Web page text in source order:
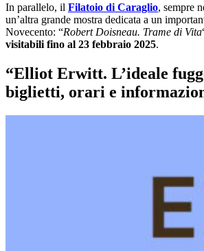
In parallelo, il Filatoio di Caraglio, sempre
un’altra grande mostra dedicata a un
Novecento: “Robert Doisneau. Trame di Vita
visitabili fino al 23 febbraio 2025.
“Elliot Erwitt. L’ideale
biglietti, orari e